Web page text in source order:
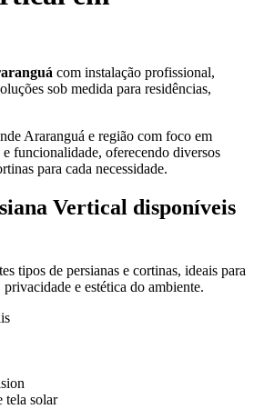
com instalação profissional,
sob medida para residências,
Araranguá e região com foco em
funcionalidade, oferecendo diversos
para cada necessidade.
Vertical disponíveis
tipos de persianas e cortinas, ideais para
e estética do ambiente.
tela solar